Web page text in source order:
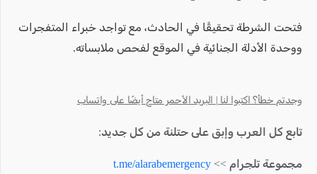
فتحت الشرطة تحقيقًا في الحادث، مع تواجد خبراء المتفجرات
ووحدة الأدلة الجنائية في الموقع لفحص ملابساته.
وجدتم خطأ؟ اكتبوا لنا | البريد الأحمر متاح أيضًا على واتساب
تابع كل العرب وإبق على حتلنة من كل جديد:
مجموعة تلجرام >> t.me/alarabemergency